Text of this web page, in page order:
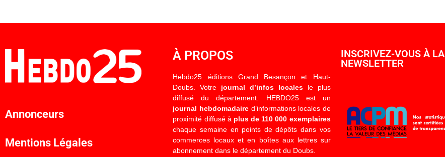
Annonceurs
Mentions Légales
À PROPOS
Hebdo25 éditions Grand Besançon et Haut-
Doubs. Votre journal d’infos localesle plus
diffusé du département. HEBDO25 est un
journal hebdomadaired’informations locales de
proximité diffusé à plus de 110 000 exemplaires
chaque semaine en points de dépôts dans vos
commerces locaux et en boîtes aux lettres sur
abonnement dans le département du Doubs.
INSCRIVEZ-VOUS À LA
NEWSLETTER